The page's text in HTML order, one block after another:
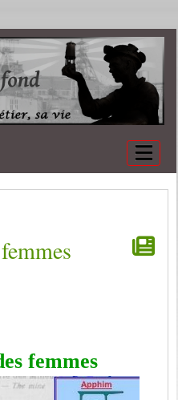
femmes